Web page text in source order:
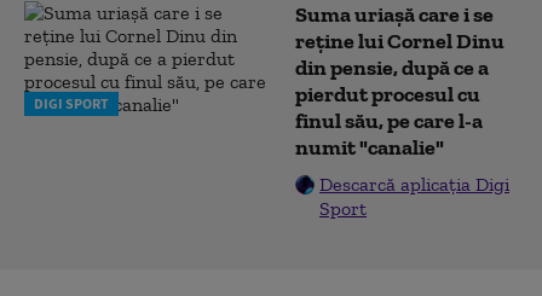
DIGI SPORT
Suma uriașă care i se
reține lui Cornel Dinu
din pensie, după ce a
pierdut procesul cu
finul său, pe care l-a
numit "canalie"
Descarcă aplicația Digi
Sport